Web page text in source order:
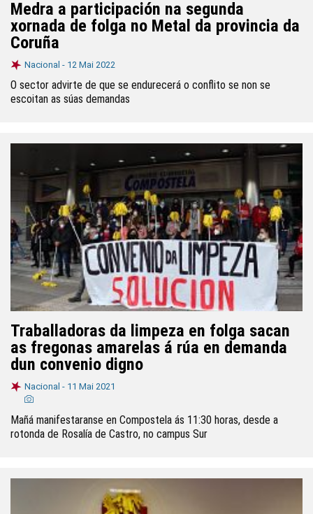
Medra a participación na segunda
xornada de folga no Metal da provincia da
Coruña
Nacional - 12 Mai 2022
O sector advirte de que se endurecerá o conflito se non se
escoitan as súas demandas
Traballadoras da limpeza en folga sacan
as fregonas amarelas á rúa en demanda
dun convenio digno
Nacional - 11 Mai 2021
Mañá manifestaranse en Compostela ás 11:30 horas, desde a
rotonda de Rosalía de Castro, no campus Sur